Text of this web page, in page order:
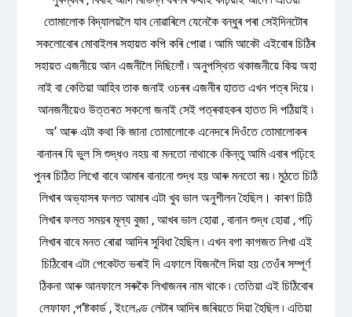
তোমালোক বিদ্যালয়লৈ যাব নোৱাৰিলে যেনেকৈ বন্ধুৰ পৰা সেইদিনটোৰ
সকলোবোৰ মোবাইলৰ সহায়ত কপি কৰি পোৱা ৷ আমি আকৌ এইবোৰ চিঠিৰ
সহায়ত এজনীয়ে আন এজনীলৈ দিছিলোঁ ৷ অনুপস্থিত থকাজনীয়ে কিয় অহা
নাই বা কেতিয়া আহিব তাক জনাই ওচৰৰ এজনীৰ হাতত এখন পত্ৰ দিয়ে ৷
আনজনীয়েও উত্তৰত সকলো জনাই সেই পত্ৰবাহকৰ হাতত দি পঠিয়াই ৷
অ’ আৰু এটা কথা কি জানা তোমালোকে এনেদৰে দিওঁতে তোমালোকৰ
বানানৰ যি ভুল সি শুদ্ধও নহয় বা মনতো নাথাকে ৷কিন্তু আমি এবাৰ পঢ়িহে
পুনৰ চিঠিত লিখো বাবে আমাৰ বানানো শুদ্ধ হয় আৰু মনতো ৰয় ৷ মুঠতে চিঠি
লিখাৰ অভ্যাসৰ ফলত আমাৰ এটা খুব ভাল অনুশীলন হৈছিল। কাৰণ চিঠি
লিখাৰ ফলত সময়ৰ মূল্য বুজা , আখৰ ভাল হোৱা , বানান শুদ্ধ হোৱা , পঢ়ি
লিখাৰ বাবে মনত ৰোৱা আদিৰ সুবিধা হৈছিল ৷ এখন বগা কাগজত লিখা এই
চিঠিবোৰ এটা পেকেটত ভৰাই দি এফালে যিজনলৈ দিয়া হয় তেওঁৰ সম্পূৰ্ণ
ঠিকনা আৰু আনফালে সৰুকৈ লিখাজনৰ নাম থাকে ৷ তেতিয়া এই চিঠিবোৰ
লেফাফা ,প’ষ্টকাৰ্ড , ইংলেণ্ড লেটাৰ আদিৰ জৰিয়তে দিয়া হৈছিল ৷ এতিয়া